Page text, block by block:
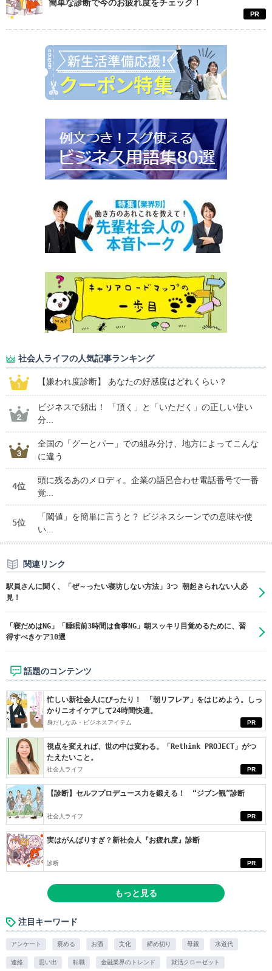
簡単な診断で今のお疲れ度をチェック！
PR
社会人ライフの人気記事ランキング
【嫌われ度診断】 あなたの好感度はどれくらい？
ビジネスで頻出！ 「頂く」と「いただく」の正しい使い
分...
全国の「グーとパー」での組み分け、地方によってこんな
に違う
4位
頭に残るあのメロディ。企業の語呂合わせ電話番号で一番
覚...
5位
「閾値」を簡単に言うと？ ビジネスシーンでの意味や使
い...
関連リンク
駅員さんに聞く、「ぜ～ったい寝坊しない方法」3つ 朝起きられない人必
見！
「寝だめはNG」「睡眠前3時間は食事NG」朝スッキリ目覚めるために、習
得すべきケア10選
話題のコンテンツ
PR
忙しい新社会人にぴったり！ 「朝リフレア」をはじめよう。しっ
かりニオイケアして24時間快適。
身だしなみ・ビジネスアイテム
PR
視点を変えれば、世の中は変わる。「Rethink PROJECT」がつ
たえたいこと。
社会人ライフ
PR
【診断】セルフプロデュース力を鍛える！ “ジブン観”診断
社会人ライフ
PR
実はがんばりすぎ？新社会人『お疲れ度』診断
診断
もっと見る
注目キーワード
アンケート 褒める お酒 文化 締め切り 母親 水道代
連絡 思い出 転職 金融業界のトレンド 就活クローゼット